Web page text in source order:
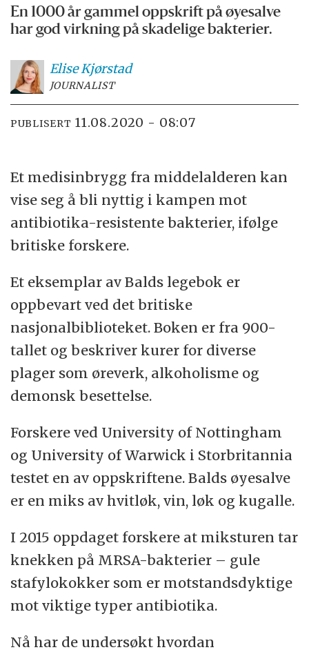
En 1000 år gammel oppskrift på øyesalve
har god virkning på skadelige bakterier.
EliseKjørstad
JOURNALIST
PUBLISERT 11.08.2020 - 08:07
Et medisinbrygg fra middelalderen kan
vise seg å bli nyttig i kampen mot
antibiotika-resistente bakterier, ifølge
britiske forskere.
Et eksemplar av Balds legebok er
oppbevart ved det britiske
nasjonalbiblioteket. Boken er fra 900-
tallet og beskriver kurer for diverse
plager som øreverk, alkoholisme og
demonsk besettelse.
Forskere ved University of Nottingham
og University of Warwick i Storbritannia
testet en av oppskriftene. Balds øyesalve
er en miks av hvitløk, vin, løk og kugalle.
I 2015 oppdaget forskere at miksturen tar
knekken på MRSA-bakterier – gule
stafylokokker som er motstandsdyktige
mot viktige typer antibiotika.
Nå har de undersøkt hvordan